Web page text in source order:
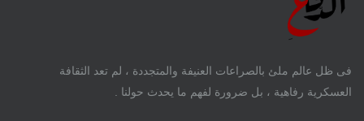
فى ظل عالم ملئ بالصراعات العنيفة والمتجددة ، لم تعد الثقافة
العسكرية رفاهية ، بل ضرورة لفهم ما يحدث حولنا .